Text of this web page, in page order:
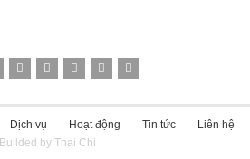
Dịch vụ Hoạt động Tin tức
Liên hệ
Builded by Thai Chi